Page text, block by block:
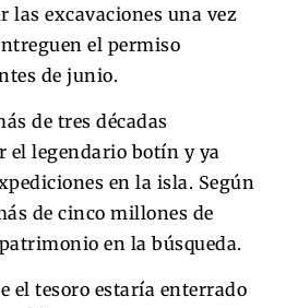
excavaciones una vez
el permiso
de junio.
de tres décadas
el legendario botín y ya
en la isla. Según
de cinco millones de
en la búsqueda.
el tesoro estaría enterrado